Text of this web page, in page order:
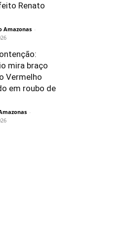
Renato
Amazonas -
mira braço
Vermelho
em roubo de
-